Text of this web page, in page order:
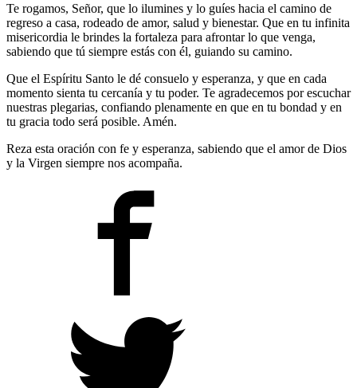
Te rogamos, Señor, que lo ilumines y lo guíes hacia el camino de
regreso a casa, rodeado de amor, salud y bienestar. Que en tu infinita
misericordia le brindes la fortaleza para afrontar lo que venga,
sabiendo que tú siempre estás con él, guiando su camino.
Que el Espíritu Santo le dé consuelo y esperanza, y que en cada
momento sienta tu cercanía y tu poder. Te agradecemos por escuchar
nuestras plegarias, confiando plenamente en que en tu bondad y en
tu gracia todo será posible. Amén.
Reza esta oración con fe y esperanza, sabiendo que el amor de Dios
y la Virgen siempre nos acompaña.